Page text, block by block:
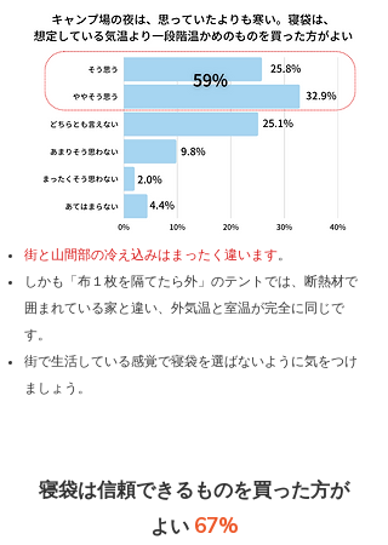
街と山間部の冷え込みはまったく違います
しかも「布１枚を隔てたら外」のテントでは、断熱材で
囲まれている家と違い、外気温と室温が完全に同じで
す。
街で生活している感覚で寝袋を選ばないように気をつけ
ましょう。
寝袋は信頼できるものを買った方が
よい 67%